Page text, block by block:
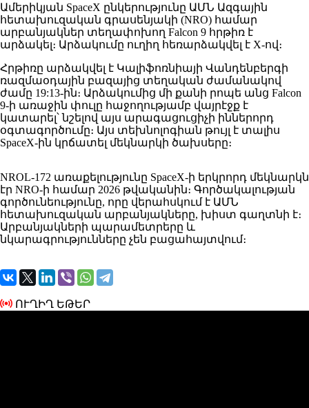
Ամերիկյան SpaceX ընկերությունը ԱՄՆ Ազգային
հետախուզական գրասենյակի (NRO) համար
արբանյակներ տեղափոխող Falcon 9 հրթիռ է
արձակել։ Արձակումը ուղիղ հեռարձակվել է X-ով։
Հրթիռը արձակվել է Կալիֆոռնիայի Վանդենբերգի
ռազմաօդային բազայից տեղական ժամանակով
ժամը 19:13-ին։ Արձակումից մի քանի րոպե անց Falcon
9-ի առաջին փուլը հաջողությամբ վայրէջք է
կատարել՝ նշելով այս արագացուցիչի իններորդ
օգտագործումը։ Այս տեխնոլոգիան թույլ է տալիս
SpaceX-ին կրճատել մեկնարկի ծախսերը։
NROL-172 առաքելությունը SpaceX-ի երկրորդ մեկնարկն
էր NRO-ի համար 2026 թվականին։ Գործակալության
գործունեությունը, որը վերահսկում է ԱՄՆ
հետախուզական արբանյակները, խիստ գաղտնի է։
Արբանյակների պարամետրերը և
նկարագրությունները չեն բացահայտվում։
ՈՒՂԻՂ ԵԹԵՐ